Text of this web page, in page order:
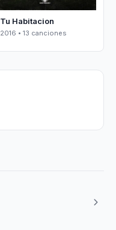
Tu Habitacion
2016 • 13 canciones